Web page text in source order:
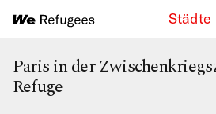
Städte
Paris in der
Refuge